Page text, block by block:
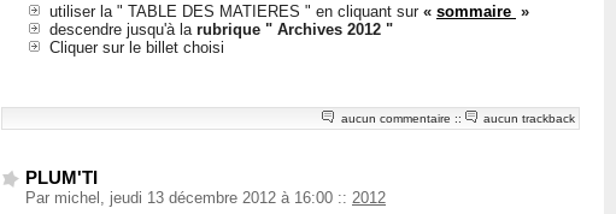
utiliser la " TABLE DES MATIERES " en cliquant sur « sommaire »
descendre jusqu'à la rubrique " Archives 2012 "
Cliquer sur le billet choisi
aucun commentaire :: aucun trackback
PLUM'TI
Par michel, jeudi 13 décembre 2012 à 16:00 :: 2012